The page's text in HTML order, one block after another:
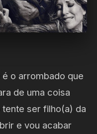
o arrombado que
de uma coisa
ser filho(a) da
e vou acabar